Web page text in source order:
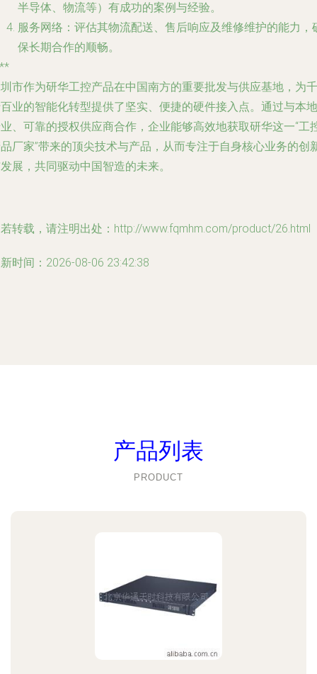
半导体、物流等）有成功的案例与经验。
服务网络 ：评估其物流配送、售后响应及维修维护的能力，
保长期合作的顺畅。
市作为研华工控产品在中国南方的重要批发与供应基地，为千
业的智能化转型提供了坚实、便捷的硬件接入点。通过与本地
、可靠的授权供应商合作，企业能够高效地获取研华这一“工
厂家”带来的顶尖技术与产品，从而专注于自身核心业务的创
展，共同驱动中国智造的未来。
转载，请注明出处：http://www.fqmhm.com/product/26.html
时间：2026-08-06 23:42:38
产品列表
PRODUCT